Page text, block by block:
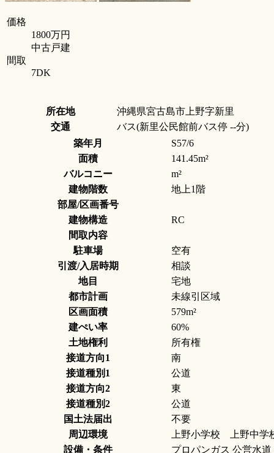
価格
1800万円
中古戸建
間取
7DK
所在地
沖縄県宮古島市上野字新里
交通
バス(新里公民館前バス停 --分)
築年月
S57/6
面積
141.45m²
バルコニー
m²
建物階数
地上1階
部屋/区画番号
建物構造
RC
間取内容
駐車場
空有
引渡/入居時期
相談
地目
宅地
都市計画
未線引区域
区画面積
579m²
建ぺい率
60%
土地権利
所有権
接道方向1
南
接道種別1
公道
接道方向2
東
接道種別2
公道
国土法届出
不要
周辺環境
上野小学校 上野中学
設備・条件
プロパンガス 公営水